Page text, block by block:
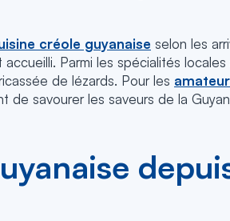
créole guyanaise selon les
Parmi les spécialités locales
de lézards. Pour les
de savourer les saveurs de la